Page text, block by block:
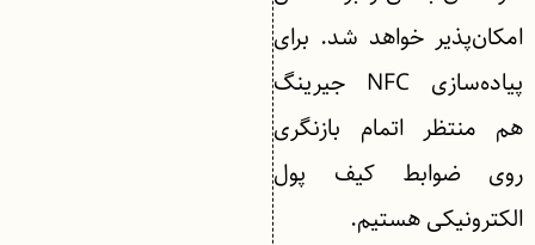
امکان‌پذیر خواهد شد. برای
پیاده‌سازی NFC جیرینگ
هم منتظر اتمام بازنگری
روی ضوابط کیف پول
الکترونیکی هستیم.